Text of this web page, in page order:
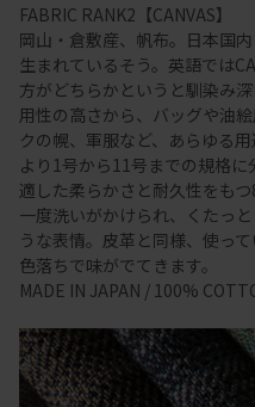
FABRIC RANK2【CANVAS】
岡山・倉敷産、帆布。日本国
生まれているそう。英語では
方がどちらかというと馴染み
用性の高さから、バッグや油
クの幌、軍服など、あらゆる
より1号から11号までの規格
適した柔らかさと耐久性をも
一度洗いがかけられ、くたっ
うな表情。皮革と同様、使っ
色落ちで味がでてきます。
MADE IN JAPAN / 100%